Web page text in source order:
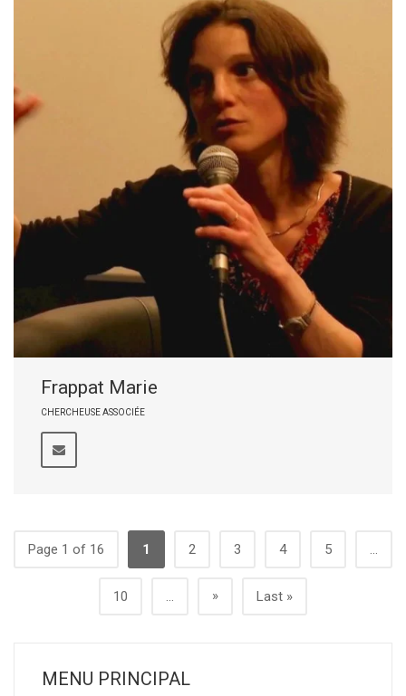
Frappat Marie
CHERCHEUSE ASSOCIÉE
Page 1 of 16 1 2 3 4 5 ...
10 ... » Last »
MENU PRINCIPAL